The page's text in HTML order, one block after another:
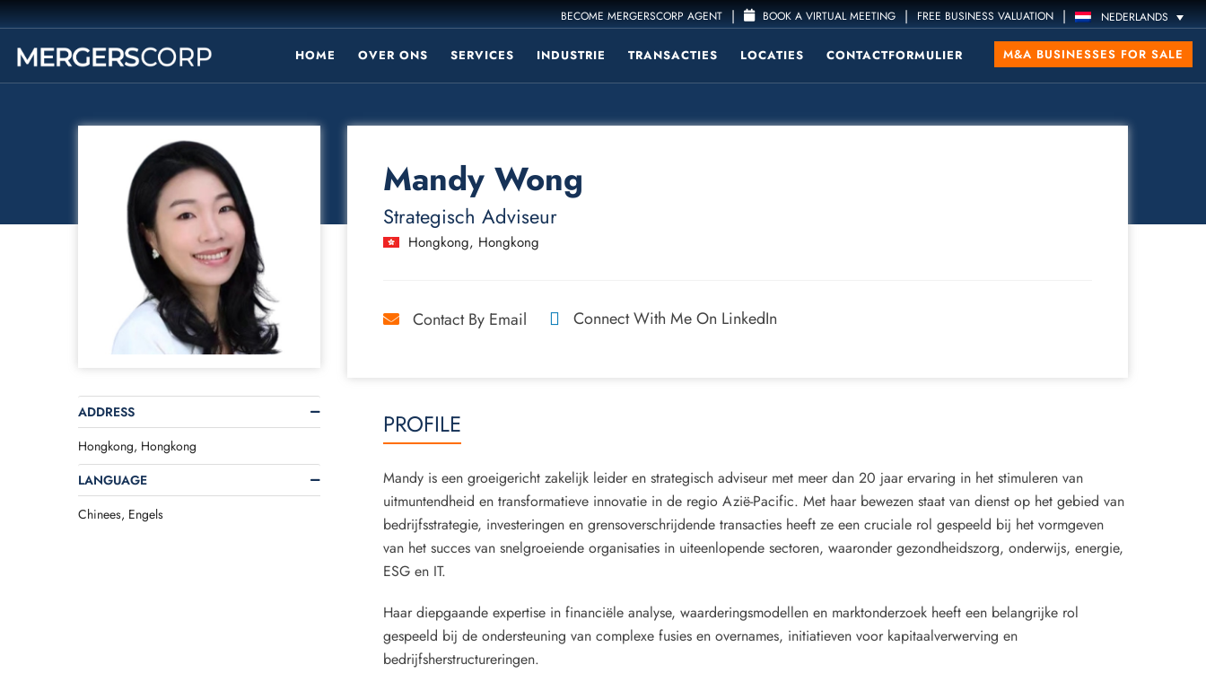
BECOME MERGERSCORP AGENT | BOOK A VIRTUAL MEETING | FREE BUSINESS VALUATION | NEDERLANDS
HOME OVER ONS SERVICES INDUSTRIE TRANSACTIES LOCATIES CONTACTFORMULIER M&A BUSINESSES FOR SALE
Mandy Wong
Strategisch Adviseur
Hongkong, Hongkong
Contact By Email Connect With Me On LinkedIn
ADDRESS
Hongkong, Hongkong
LANGUAGE
Chinees, Engels
PROFILE
Mandy is een groeigericht zakelijk leider en strategisch adviseur met meer dan 20 jaar ervaring in het stimuleren van
uitmuntendheid en transformatieve innovatie in de regio Azië-Pacific. Met haar bewezen staat van dienst op het gebied van
bedrijfsstrategie, investeringen en grensoverschrijdende transacties heeft ze een cruciale rol gespeeld bij het vormgeven
van het succes van snelgroeiende organisaties in uiteenlopende sectoren, waaronder gezondheidszorg, onderwijs, energie,
ESG en IT.
Haar diepgaande expertise in financiële analyse, waarderingsmodellen en marktonderzoek heeft een belangrijke rol
gespeeld bij de ondersteuning van complexe fusies en overnames, initiatieven voor kapitaalverwerving en
bedrijfsherstructureringen.